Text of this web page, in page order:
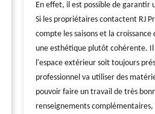
En effet, il est possible de garantir
Si les propriétaires contactent RJ
compte les saisons et la
une esthétique plutôt cohérente. Il
l'espace extérieur soit toujours
professionnel va utiliser des
pouvoir faire un travail de très
renseignements